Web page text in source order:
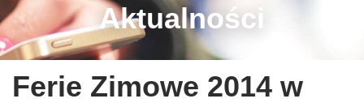
Aktualności
Ferie Zimowe 2014 w